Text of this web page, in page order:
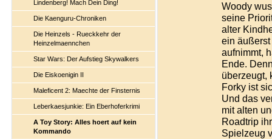
Lindenberg! Mach Dein Ding!
Die Kaenguru-Chroniken
Die Heinzels - Rueckkehr der
Heinzelmaennchen
Star Wars: Der Aufstieg Skywalkers
Die Eiskoenigin II
Maleficent 2: Maechte der Finsternis
Leberkaesjunkie: Ein Eberhoferkrimi
A Toy Story: Alles hoert auf kein
Kommando
Woody
seine
alter
ein
aufnimmt,
Ende.
überzeugt,
Forky ist
Und das
mit alten
Roadtrip
Spielzeug